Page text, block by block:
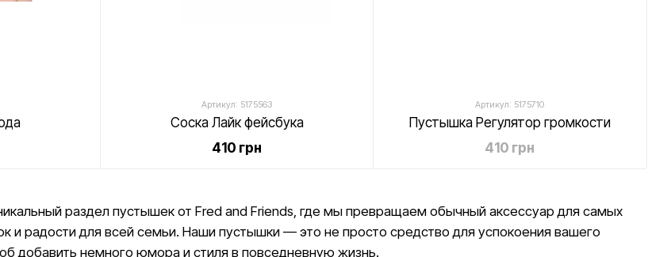
раздел пустышек от Fred and Friends, где мы превращаем обычный аксессуар для самых
и радости для всей семьи. Наши пустышки — это не просто средство для успокоения вашего
добавить немного юмора и стиля в повседневную жизнь.
Артикул: 5175563
Соска Лайк фейсбука
410 грн
Артикул: 5175710
Пустышка Регулятор громкости
410 грн